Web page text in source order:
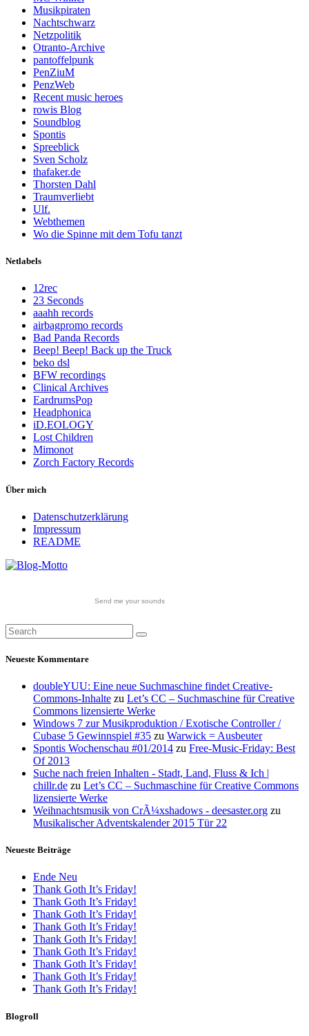
Musikpiraten
Nachtschwarz
Netzpolitik
Otranto-Archive
pantoffelpunk
PenZiuM
PenzWeb
Recent music heroes
rowis Blog
Soundblog
Spontis
Spreeblick
Sven Scholz
thafaker.de
Thorsten Dahl
Traumverliebt
Ulf.
Webthemen
Wo die Spinne mit dem Tofu tanzt
Netlabels
12rec
23 Seconds
aaahh records
airbagpromo records
Bad Panda Records
Beep! Beep! Back up the Truck
beko dsl
BFW recordings
Clinical Archives
EardrumsPop
Headphonica
iD.EOLOGY
Lost Children
Mimonot
Zorch Factory Records
Über mich
Datenschutzerklärung
Impressum
README
Send me your sounds
Neueste Kommentare
doubleYUU: Eine neue Suchmaschine findet Creative-
Commons-Inhalte zu Let’s CC – Suchmaschine für Creative
Commons lizensierte Werke
Windows 7 zur Musikproduktion / Exotische Controller /
Cubase 5 Gewinnspiel #35 zu Warwick = Ausbeuter
Spontis Wochenschau #01/2014 zu Free-Music-Friday: Best
Of 2013
Suche nach freien Inhalten - Stadt, Land, Fluss & Ich |
chillr.de zu Let’s CC – Suchmaschine für Creative Commons
lizensierte Werke
Weihnachtsmusik von CrÃ¼xshadows - deesaster.org zu
Musikalischer Adventskalender 2015 Tür 22
Neueste Beiträge
Ende Neu
Thank Goth It’s Friday!
Thank Goth It’s Friday!
Thank Goth It’s Friday!
Thank Goth It’s Friday!
Thank Goth It’s Friday!
Thank Goth It’s Friday!
Thank Goth It’s Friday!
Thank Goth It’s Friday!
Thank Goth It’s Friday!
Blogroll